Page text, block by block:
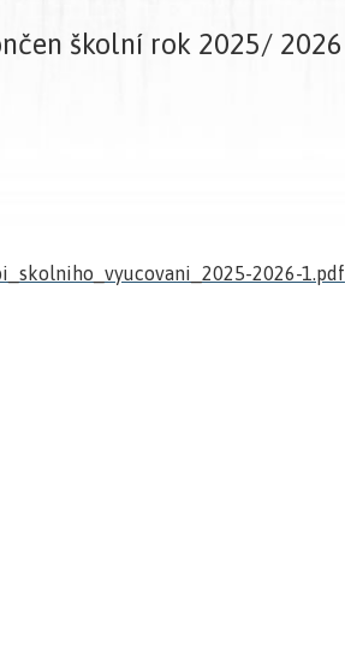
školní rok 2025/ 2026
2026-1.pdf